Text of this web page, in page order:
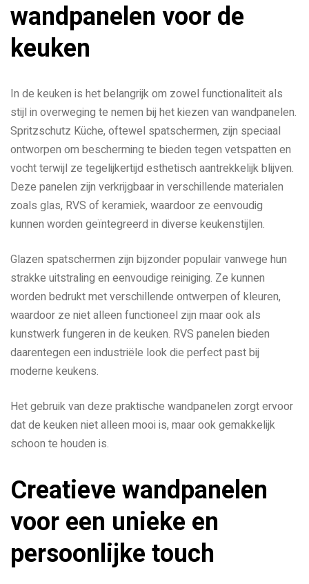
wandpanelen voor de
keuken
In de keuken is het belangrijk om zowel functionaliteit als
stijl in overweging te nemen bij het kiezen van wandpanelen.
Spritzschutz Küche, oftewel spatschermen, zijn speciaal
ontworpen om bescherming te bieden tegen vetspatten en
vocht terwijl ze tegelijkertijd esthetisch aantrekkelijk blijven.
Deze panelen zijn verkrijgbaar in verschillende materialen
zoals glas, RVS of keramiek, waardoor ze eenvoudig
kunnen worden geïntegreerd in diverse keukenstijlen.
Glazen spatschermen zijn bijzonder populair vanwege hun
strakke uitstraling en eenvoudige reiniging. Ze kunnen
worden bedrukt met verschillende ontwerpen of kleuren,
waardoor ze niet alleen functioneel zijn maar ook als
kunstwerk fungeren in de keuken. RVS panelen bieden
daarentegen een industriële look die perfect past bij
moderne keukens.
Het gebruik van deze praktische wandpanelen zorgt ervoor
dat de keuken niet alleen mooi is, maar ook gemakkelijk
schoon te houden is.
Creatieve wandpanelen
voor een unieke en
persoonlijke touch